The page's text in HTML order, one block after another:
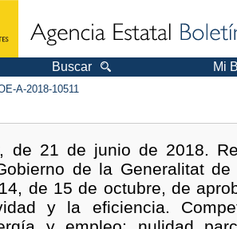
Buscar Mi
A-2018-10511
de 21 de junio de 2018.
de la Generalitat
de 15 de octubre, de
y la eficiencia.